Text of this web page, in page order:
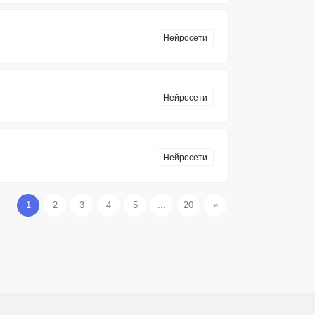
Нейросети
Нейросети
Нейросети
1 2 3 4 5 ... 20 »